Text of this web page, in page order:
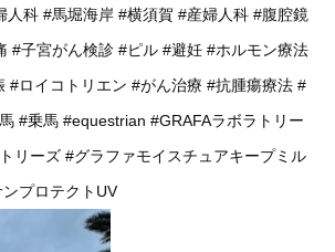
人科 #馬堀海岸 #横須賀 #産婦人科 #腹腔鏡
#子宮がん検診 #ピル #避妊 #ホルモン療法
#ロイコトリエン #がん治療 #抗腫瘍療法 #
#乗馬 #equestrian #GRAFAラボラトリー
リーズ #グラファモイスチュアキープミル
プロテクトUV